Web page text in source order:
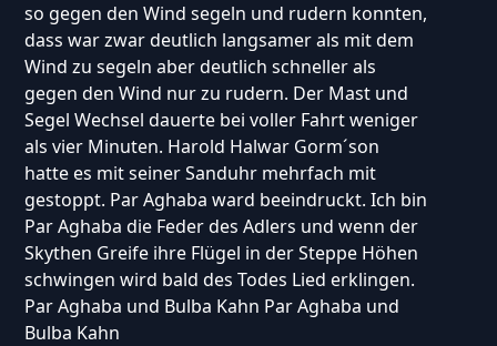
so gegen den Wind segeln und rudern konnten,
dass war zwar deutlich langsamer als mit dem
Wind zu segeln aber deutlich schneller als
gegen den Wind nur zu rudern. Der Mast und
Segel Wechsel dauerte bei voller Fahrt weniger
als vier Minuten. Harold Halwar Gorm´son
hatte es mit seiner Sanduhr mehrfach mit
gestoppt. Par Aghaba ward beeindruckt. Ich bin
Par Aghaba die Feder des Adlers und wenn der
Skythen Greife ihre Flügel in der Steppe Höhen
schwingen wird bald des Todes Lied erklingen.
Par Aghaba und Bulba Kahn Par Aghaba und
Bulba Kahn